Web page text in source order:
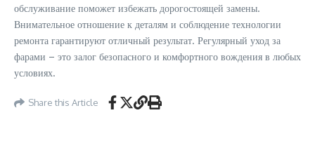
обслуживание поможет избежать дорогостоящей замены.
Внимательное отношение к деталям и соблюдение технологии
ремонта гарантируют отличный результат. Регулярный уход за
фарами – это залог безопасного и комфортного вождения в любых
условиях.
Share this Article